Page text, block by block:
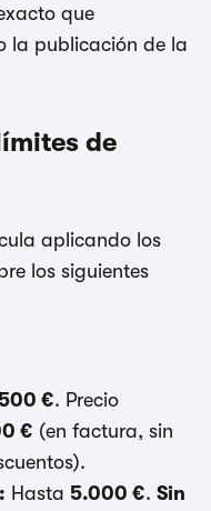
que
la publicación de la
de
aplicando los
los siguientes
€. Precio
€ (en factura, sin
Hasta 5.000 €. Sin